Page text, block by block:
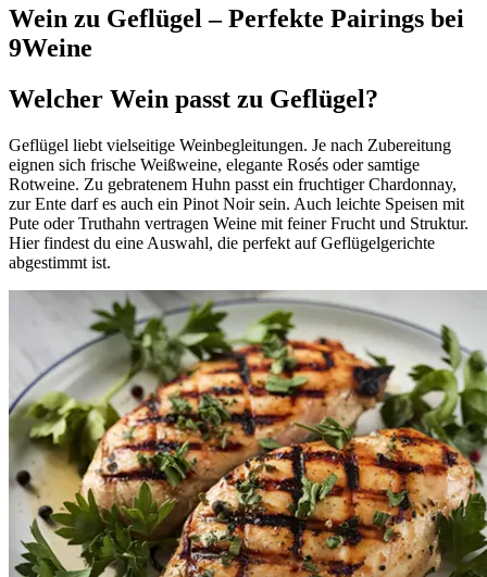
Wein zu Geflügel – Perfekte Pairings bei
9Weine
Welcher Wein passt zu Geflügel?
Geflügel liebt vielseitige Weinbegleitungen. Je nach Zubereitung
eignen sich frische Weißweine, elegante Rosés oder samtige
Rotweine. Zu gebratenem Huhn passt ein fruchtiger Chardonnay,
zur Ente darf es auch ein Pinot Noir sein. Auch leichte Speisen mit
Pute oder Truthahn vertragen Weine mit feiner Frucht und Struktur.
Hier findest du eine Auswahl, die perfekt auf Geflügelgerichte
abgestimmt ist.